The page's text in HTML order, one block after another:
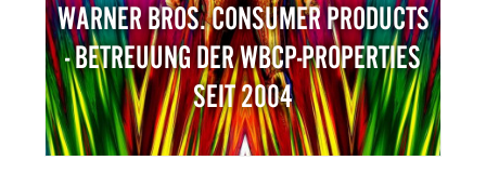
WARNER BROS. CONSUMER PRODUCTS
- BETREUUNG DER WBCP-PROPERTIES
SEIT 2004